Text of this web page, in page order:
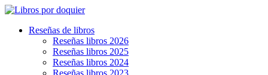
Reseñas de libros
Reseñas libros 2026
Reseñas libros 2025
Reseñas libros 2024
Reseñas libros 2023